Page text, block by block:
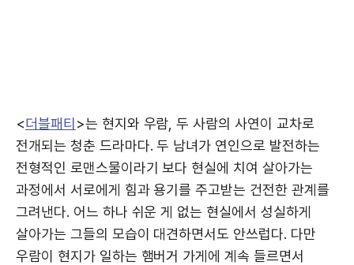
<더블패티>는 현지와 우람, 두 사람의 사연이 교차로
전개되는 청춘 드라마다. 두 남녀가 연인으로 발전하는
전형적인 로맨스물이라기 보다 현실에 치여 살아가는
과정에서 서로에게 힘과 용기를 주고받는 건전한 관계를
그려낸다. 어느 하나 쉬운 게 없는 현실에서 성실하게
살아가는 그들의 모습이 대견하면서도 안쓰럽다. 다만
우람이 현지가 일하는 햄버거 가게에 계속 들르면서